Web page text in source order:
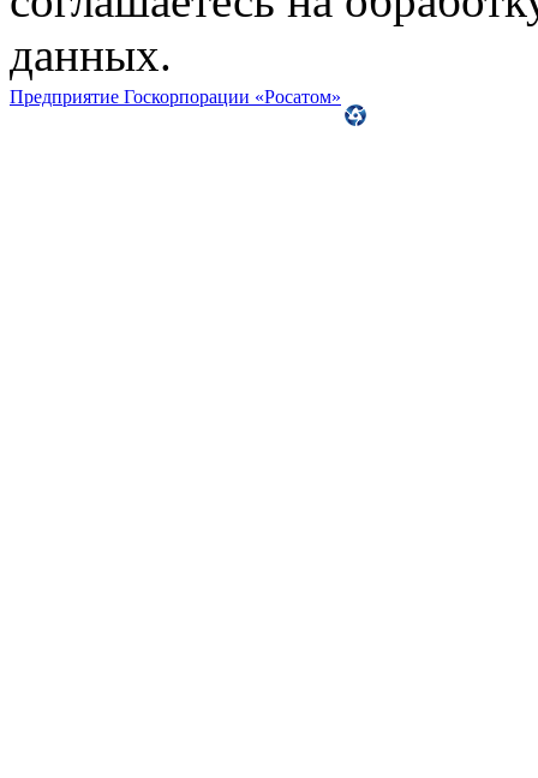
данных.
Предприятие Госкорпорации «Росатом»